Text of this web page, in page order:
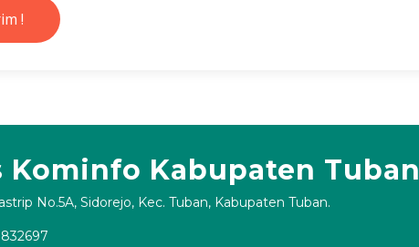
!
Kominfo Kabupaten Tuban
No.5A, Sidorejo, Kec. Tuban, Kabupaten Tuban.